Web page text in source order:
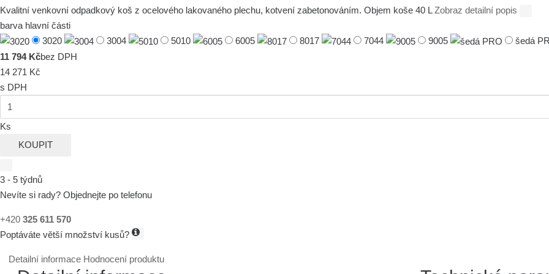
Kvalitní venkovní odpadkový koš z ocelového lakovaného plechu, kotvení zabetonováním. Objem koše 40 LZobraz detailní popis
barva hlavní části
3020
3004 5010 6005 8017 7044 9005
šedá
11 794 Kčbez DPH
14 271 Kč
s DPH
Ks
KOUPIT
3 - 5 týdnů
Nevíte si rady? Objednejte po telefonu
+420 325 611 570
Poptáváte větší množství kusů?
Detailní informace Hodnocení produktu